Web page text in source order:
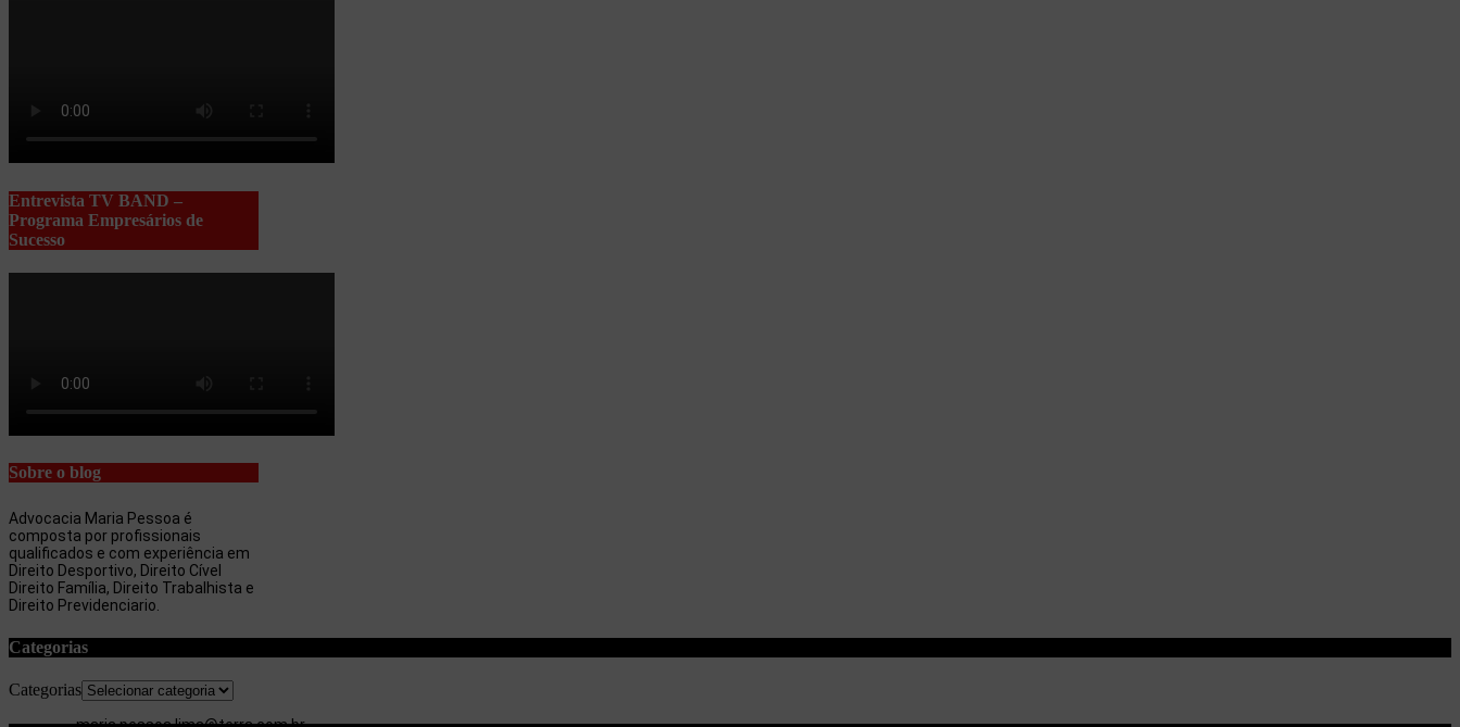
Entrevista TV BAND –
Programa Empresários de
Sucesso
Sobre o blog
Advocacia Maria Pessoa é
composta por profissionais
qualificados e com experiência em
Direito Desportivo, Direito Cível
Direito Família, Direito Trabalhista e
Direito Previdenciario.
Categorias
Categorias